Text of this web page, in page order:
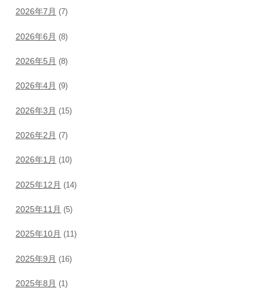
2026年7月 (7)
2026年6月 (8)
2026年5月 (8)
2026年4月 (9)
2026年3月 (15)
2026年2月 (7)
2026年1月 (10)
2025年12月 (14)
2025年11月 (5)
2025年10月 (11)
2025年9月 (16)
2025年8月 (1)